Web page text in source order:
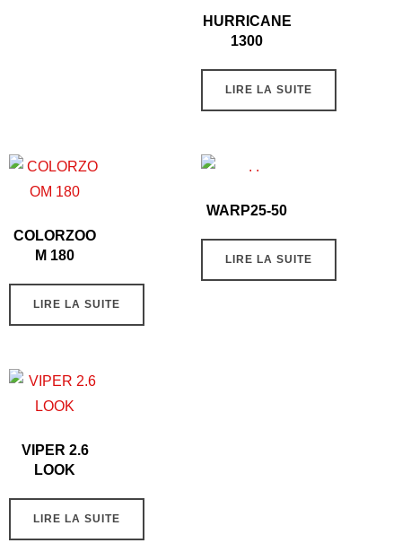
HURRICANE
1300
LIRE LA SUITE
COLORZOO
M 180
LIRE LA SUITE
WARP25-50
LIRE LA SUITE
VIPER 2.6
LOOK
LIRE LA SUITE